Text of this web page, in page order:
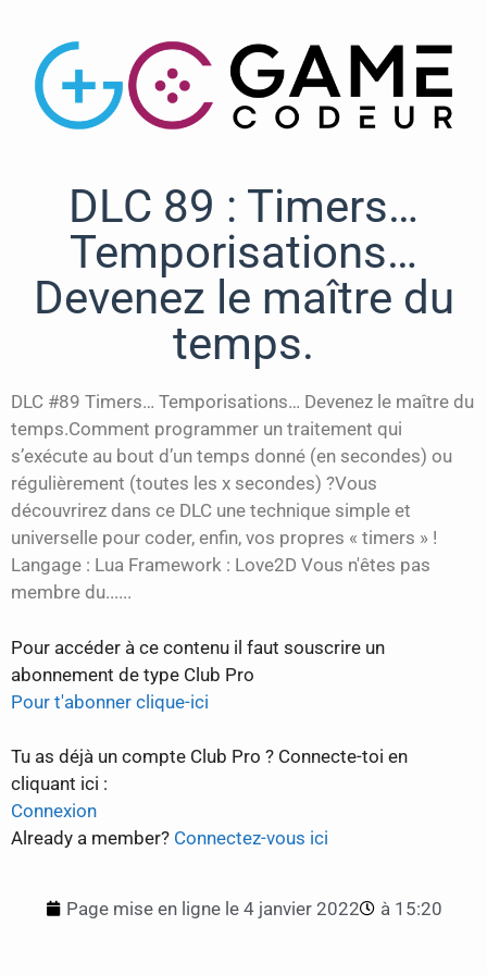
DLC 89 : Timers…
Temporisations…
Devenez le maître du
temps.
DLC #89 Timers… Temporisations… Devenez le maître du
temps.Comment programmer un traitement qui
s’exécute au bout d’un temps donné (en secondes) ou
régulièrement (toutes les x secondes) ?Vous
découvrirez dans ce DLC une technique simple et
universelle pour coder, enfin, vos propres « timers » !
Langage : Lua Framework : Love2D Vous n'êtes pas
membre du......
Pour accéder à ce contenu il faut souscrire un
abonnement de type Club Pro
Pour t'abonner clique-ici
Tu as déjà un compte Club Pro ? Connecte-toi en
cliquant ici :
Connexion
Already a member? Connectez-vous ici
Page mise en ligne le 4 janvier 2022 à 15:20